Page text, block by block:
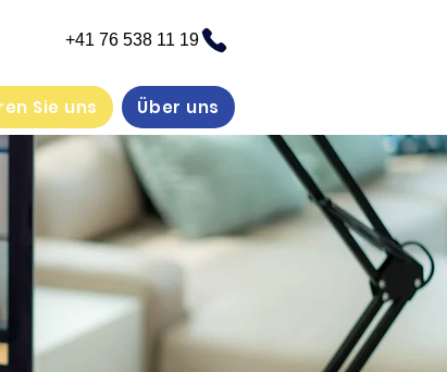
+41 76 538 11 19
Sie uns Über uns